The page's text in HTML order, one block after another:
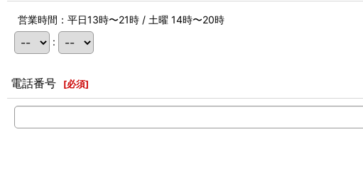
営業時間：平日13時〜21時 / 土曜 14時〜20時
:
電話番号 [必須]